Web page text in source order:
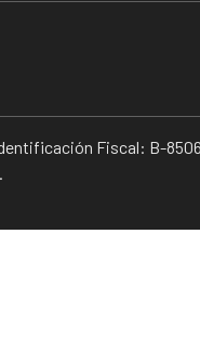
Fiscal: B-